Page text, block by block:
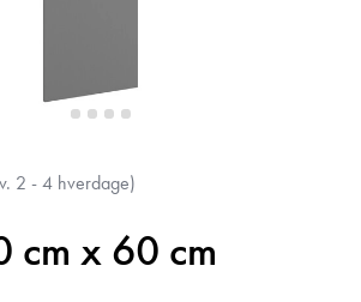
2 - 4 hverdage)
cm x 60 cm